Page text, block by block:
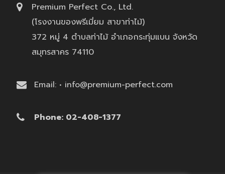
Premium Perfect Co., Ltd.
(โรงงานของพรีเมี่ยม สาขาท่าไม้)
372 หมู่ 4 ตำบลท่าไม้ อำเภอกระทุ่มแบน จังหวัด
สมุทรสาคร 74110
Email: • info@premium-perfect.com
Phone: 02-408-1377